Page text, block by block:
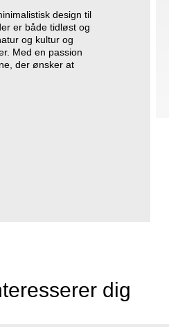
design til
er både tidløst og
og kultur og
Med en passion
der ønsker at
dig